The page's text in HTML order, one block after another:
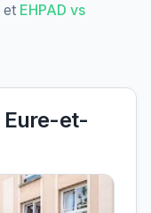
et EHPAD vs
Eure-et-